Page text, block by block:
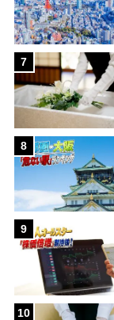
7
8
9
10